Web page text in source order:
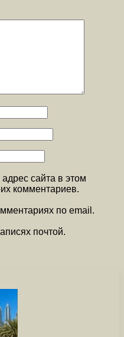
сайта в этом
комментариев.
по email.
почтой.